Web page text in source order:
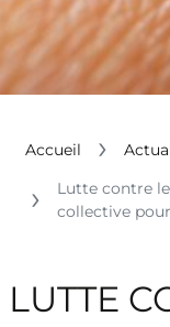
Accueil
Lutte contre
collective
LUTTE